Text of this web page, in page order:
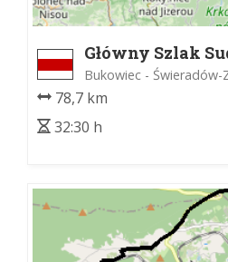
Główny Szlak
Mieczysława
Bukowiec - Świeradów-
78,7 km
32:30 h